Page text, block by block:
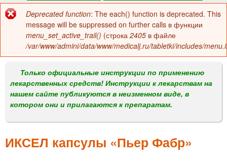
а
в
о
м
е
н
Сообщение
об
ошибке
Deprecated function: The each() function is deprecated. This
message will be suppressed on further calls в функции
menu_set_active_trail() (строка 2405 в файле
/var/www/admini/data/www/medicalj.ru/tabletki/includes/
Только официальные инструкции по применению
лекарственных средств! Инструкции к лекарствам на
нашем сайте публикуются в неизменном виде, в
котором они и прилагаются к препаратам.
ИКСЕЛ капсулы «Пьер Фабр»